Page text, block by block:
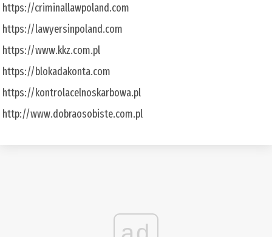
https://criminallawpoland.com
https://lawyersinpoland.com
https://www.kkz.com.pl
https://blokadakonta.com
https://kontrolacelnoskarbowa.pl
http://www.dobraosobiste.com.pl